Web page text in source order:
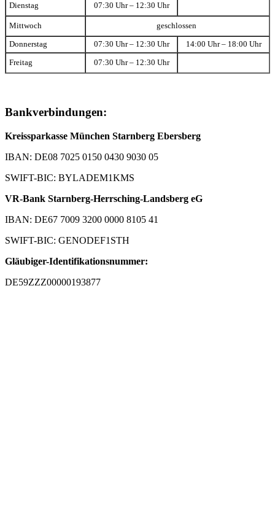
Dienstag 07:30 Uhr – 12:30 Uhr
Mittwoch geschlossen
Donnerstag 07:30 Uhr – 12:30 Uhr 14:00 Uhr – 18:00 Uhr
Freitag 07:30 Uhr – 12:30 Uhr
Bankverbindungen:
Kreissparkasse München Starnberg Ebersberg
IBAN: DE08 7025 0150 0430 9030 05
SWIFT-BIC: BYLADEM1KMS
VR-Bank Starnberg-Herrsching-Landsberg eG
IBAN: DE67 7009 3200 0000 8105 41
SWIFT-BIC: GENODEF1STH
Gläubiger-Identifikationsnummer:
DE59ZZZ00000193877